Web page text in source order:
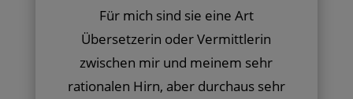
Für mich sind sie eine Art
Übersetzerin oder Vermittlerin
zwischen mir und meinem sehr
rationalen Hirn, aber durchaus sehr